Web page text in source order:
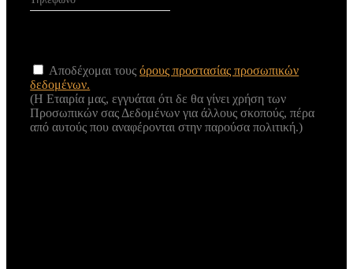
Αποδέχομαι τουςόρους προστασίας προσωπικών
δεδομένων.
(Η Εταιρία μας, εγγυάται ότι δε θα γίνει χρήση των
Προσωπικών σας Δεδομένων για άλλους σκοπούς, πέρα
από αυτούς που αναφέρονται στην παρούσα πολιτική.)